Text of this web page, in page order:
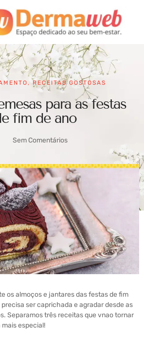
,RECEITAS GOSTOSAS
para as festas
fim de ano
Sem Comentários
os almoços e jantares das festas de fim
ser caprichada e agradar desde as
Separamos três receitas que vnao tornar
especial!